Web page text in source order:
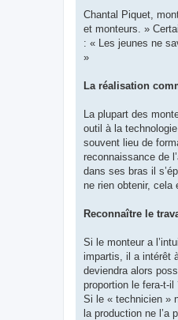
Chantal Piquet,
et monteurs. »
: « Les jeunes ne
»
La réalisation
La plupart des
outil à la
souvent lieu de
reconnaissance de
dans ses bras il
ne rien obtenir, cela
Reconnaître le
Si le monteur a
impartis, il a intérêt
deviendra alors
proportion le fera-t-il
Si le « technicien »
la production ne l’a